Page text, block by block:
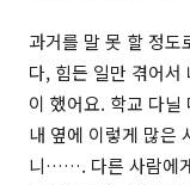
과거를 말 못 할 정도
다, 힘든 일만 겪어서
이 했어요. 학교 다닐
내 옆에 이렇게 많은
니……. 다른 사람에게